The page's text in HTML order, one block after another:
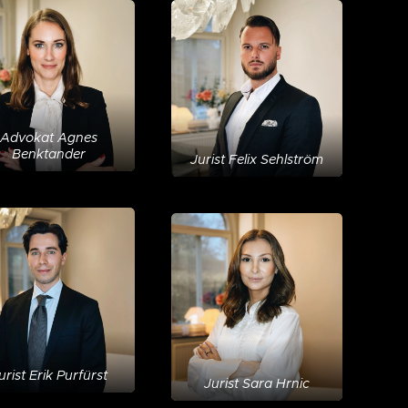
Advokat Agnes
Benktander
Erik Purfürst
Jurist Felix Sehlström
Jurist Sara Hrnic